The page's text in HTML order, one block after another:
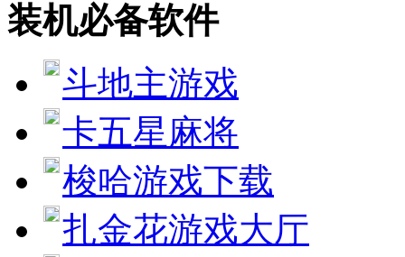
装机必备软件
斗地主游戏
卡五星麻将
梭哈游戏下载
扎金花游戏大厅